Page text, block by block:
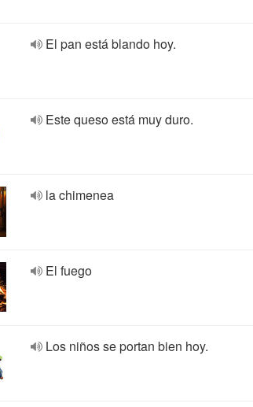
El pan está blando hoy.
Este queso está muy duro.
la chimenea
El fuego
Los niños se portan bien hoy.